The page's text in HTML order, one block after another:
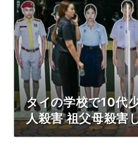
タイの学校で10代
人殺害 祖父母殺害